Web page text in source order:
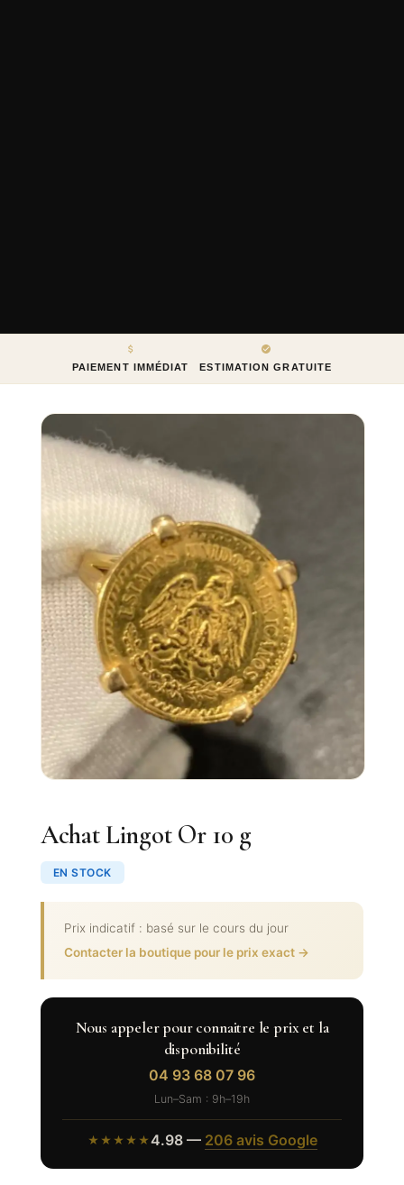
PAIEMENT IMMÉDIAT ESTIMATION GRATUITE
Achat Lingot Or 10 g
EN STOCK
Prix indicatif : basé sur le cours du jour
Contacter la boutique pour le prix exact →
Nous appeler pour connaitre le prix et la
disponibilité
04 93 68 07 96
Lun–Sam : 9h–19h
★★★★★ 4.98 — 206 avis Google